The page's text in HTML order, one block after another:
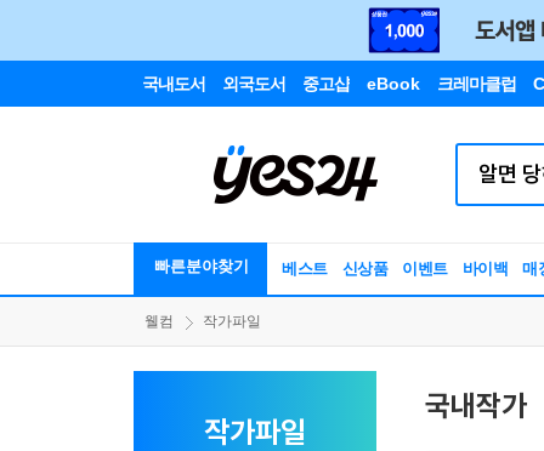
국내도서 외국도서 중고샵 eBook 크레마클럽
빠른분야찾기 베스트 신상품 이벤트 바이백 매
웰컴 작가파일
작가파일
국내작가